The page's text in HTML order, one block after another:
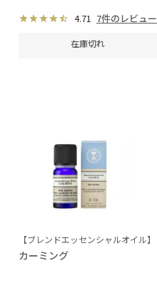
4.71 7件のレビュー
在庫切れ
【ブレンドエッセンシャルオイル】
カーミング